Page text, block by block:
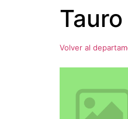
Volver al